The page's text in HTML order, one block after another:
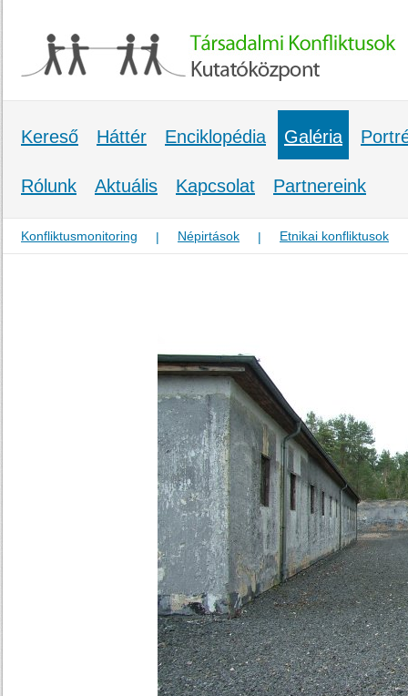
Kereső Háttér Enciklopédia Galéria
Rólunk Aktuális Kapcsolat Partnereink
Konfliktusmonitoring | Népirtások | Etnikai konfliktusok